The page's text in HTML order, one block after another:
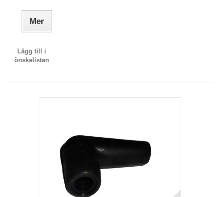
Mer
Lägg till i
önskelistan